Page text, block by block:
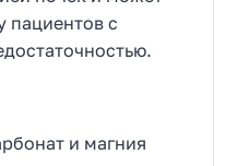
пациентов с
и магния